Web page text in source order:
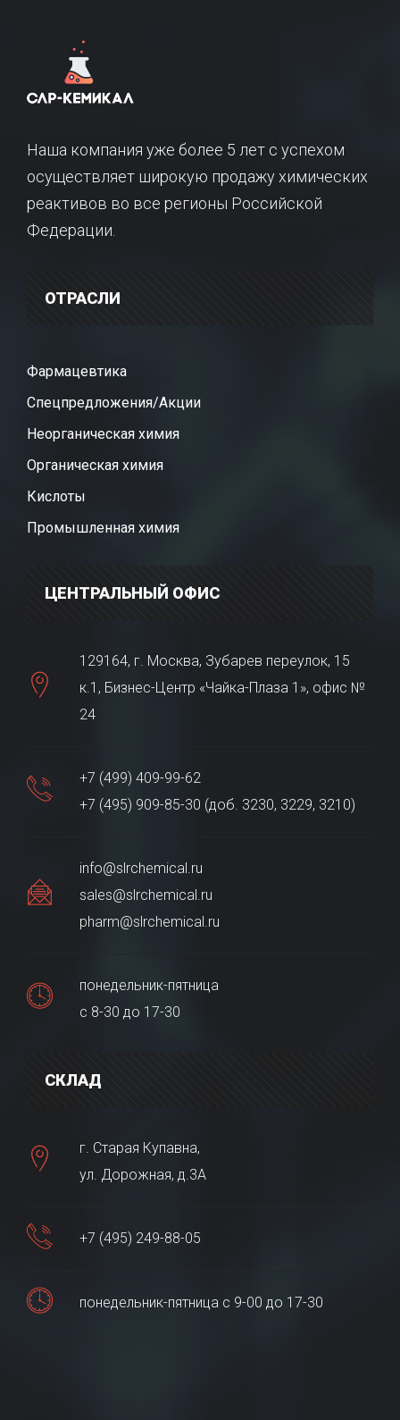
Наша компания уже более 5 лет с успехом
осуществляет широкую продажу химических
реактивов во все регионы Российской
Федерации.
ОТРАСЛИ
Фармацевтика
Спецпредложения/Акции
Неорганическая химия
Органическая химия
Кислоты
Промышленная химия
ЦЕНТРАЛЬНЫЙ ОФИС
129164, г. Москва, Зубарев переулок, 15
к.1, Бизнес-Центр «Чайка-Плаза 1», офис №
24
+7 (499) 409-99-62
+7 (495) 909-85-30 (доб. 3230, 3229, 3210)
info@slrchemical.ru
sales@slrchemical.ru
pharm@slrchemical.ru
понедельник-пятница
с 8-30 до 17-30
СКЛАД
г. Старая Купавна,
ул. Дорожная, д.3А
+7 (495) 249-88-05
понедельник-пятница с 9-00 до 17-30